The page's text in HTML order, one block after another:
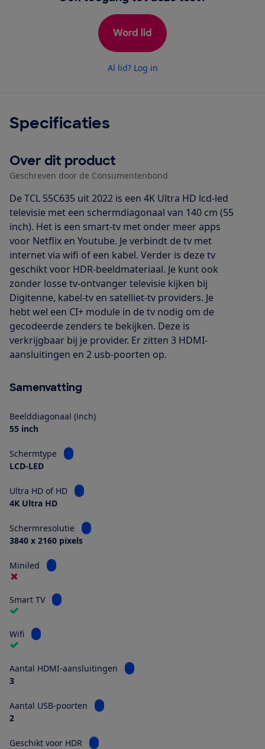
Word lid
Al lid? Log in
Specificaties
Over dit product
Geschreven door de Consumentenbond
De TCL 55C635 uit 2022 is een 4K Ultra HD lcd-led
televisie met een schermdiagonaal van 140 cm (55
inch). Het is een smart-tv met onder meer apps
voor Netflix en Youtube. Je verbindt de tv met
internet via wifi of een kabel. Verder is deze tv
geschikt voor HDR-beeldmateriaal. Je kunt ook
zonder losse tv-ontvanger televisie kijken bij
Digitenne, kabel-tv en satelliet-tv providers. Je
hebt wel een CI+ module in de tv nodig om de
gecodeerde zenders te bekijken. Deze is
verkrijgbaar bij je provider. Er zitten 3 HDMI-
aansluitingen en 2 usb-poorten op.
Samenvatting
Beelddiagonaal (inch)
55 inch
Schermtype
Bekijk informatie voor Schermtype
LCD-LED
Ultra HD of HD
Bekijk informatie voor Ultra HD of HD
4K Ultra HD
Schermresolutie
Bekijk informatie voor Schermresolutie
3840 x 2160 pixels
Miniled Bekijk informatie voor Miniled
Smart TV Bekijk informatie voor Smart TV
Wifi Bekijk informatie voor Wifi
Aantal HDMI-aansluitingen
Bekijk informatie voor Aantal
3
Aantal USB-poorten
Bekijk informatie voor Aantal USB-poorten
2
Geschikt voor HDR Bekijk informatie voor Geschikt voor HDR